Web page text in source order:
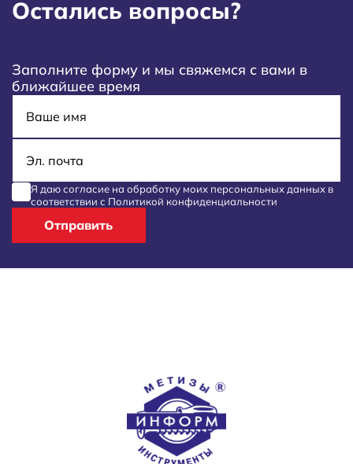
Остались вопросы?
Заполните форму и мы свяжемся с вами в
ближайшее время
Я даю согласие на обработку моих персональных данных в
соответствии с Политикой конфиденциальности
Отправить